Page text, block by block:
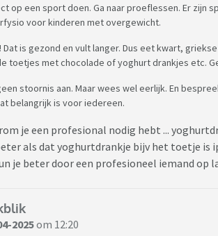
op een sport doen. Ga naar proeflessen. Er zijn
voor kinderen met overgewicht.
Dat is gezond en vult langer. Dus eet kwart,
toetjes met chocolade of yoghurt drankjes etc.
stoornis aan. Maar wees wel eerlijk. En
belangrijk is voor iedereen.
je een profesional nodig hebt ...
als dat yoghurtdrankje bijv het toetje is
je beter door een profesioneel iemand op
2025om 12:20